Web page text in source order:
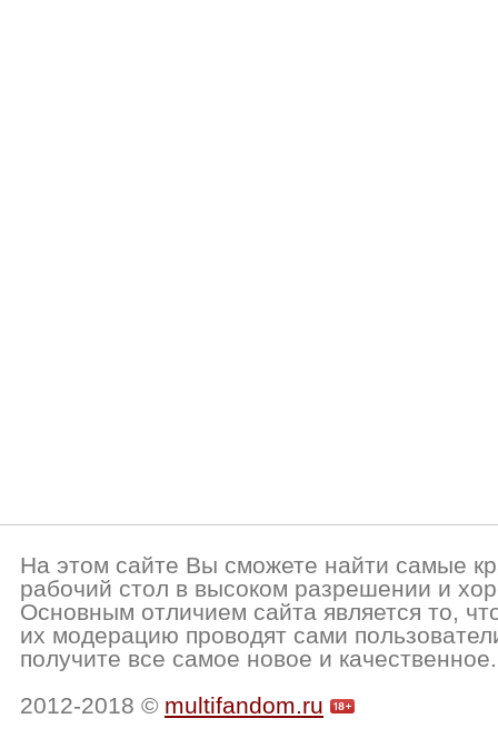
На этом сайте Вы сможете найти самые
рабочий стол в высоком разрешении и
Основным отличием сайта является то,
их модерацию проводят сами
получите все самое новое и качественное.
2012-2018 © multifandom.ru